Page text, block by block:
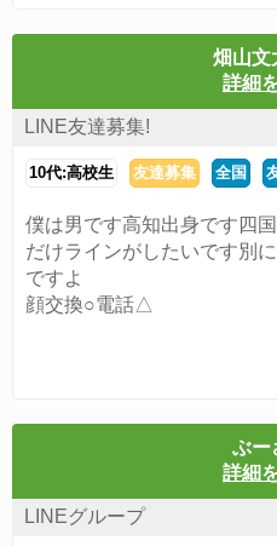
畑山文
詳細
LINE友達募集!
10代:高校生 友達募集 全国
僕は男です高知出身です四
だけラインがしたいです別
ですよ
顔交換○電話△
ぶー
詳細
LINEグループ